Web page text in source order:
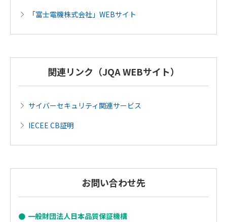
「富士電機株式会社」WEBサイト
関連リンク（JQA WEBサイト）
サイバーセキュリティ関連サービス
IECEE CB証明
お問い合わせ先
一般財団法人日本品質保証機構